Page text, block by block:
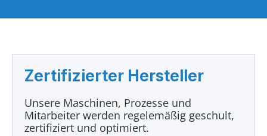
Zertifizierter Hersteller
Unsere Maschinen, Prozesse und
Mitarbeiter werden regelemäßig geschult,
zertifiziert und optimiert.